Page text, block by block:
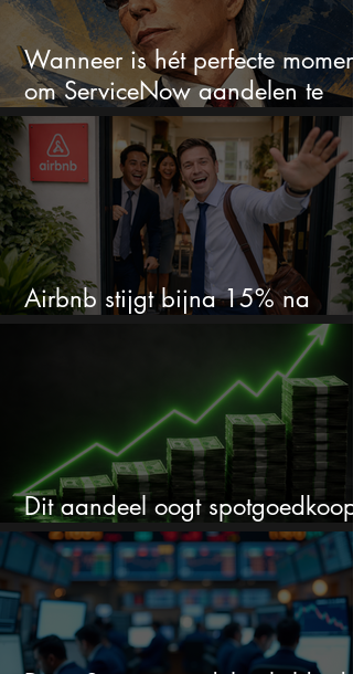
Wanneer is hét perfecte moment
om ServiceNow aandelen te
kopen?
Airbnb stijgt bijna 15% na
cijfers: vooral dit AI-cijfer valt op
Dit aandeel oogt spotgoedkoop
voor hoeveel het kan stijgen